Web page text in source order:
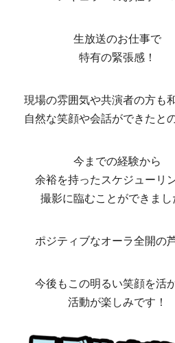
生放送のお仕事で
特有の緊張感！
現場の雰囲気や共演者の方も
自然な笑顔や会話ができたと
今までの経験から
余裕を持ったスケジューリ
撮影に臨むことができまし
ポジティブなオーラ全開の芦
今後もこの明るい笑顔を活
活動が楽しみです！